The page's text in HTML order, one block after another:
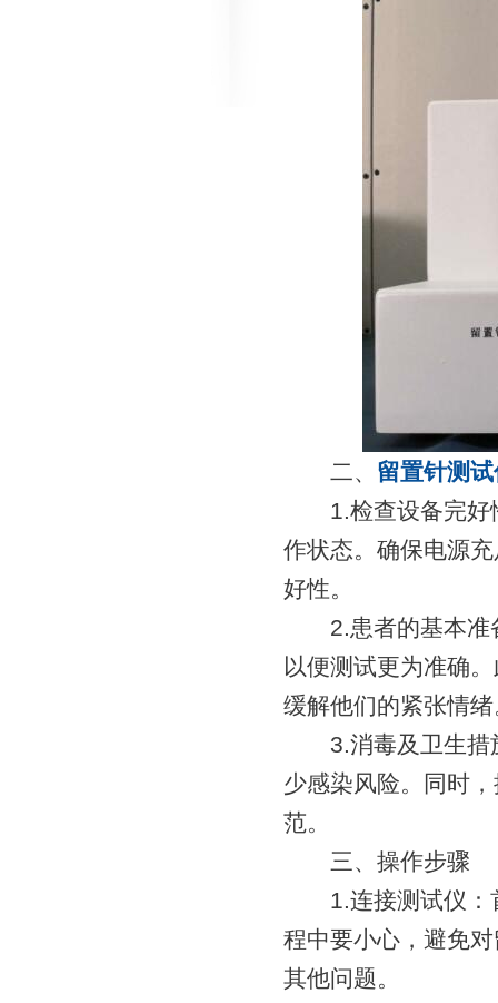
二、 留置针测
1.检查设备完好性
作状态。确保电源
好性。
2.患者的基本准备
以便测试更为准确
缓解他们的紧张情
3.消毒及卫生措施
少感染风险。同时
范。
三、操作步骤
1.连接测试仪：首
程中要小心，避免
其他问题。